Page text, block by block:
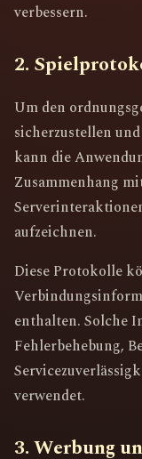
verbessern.
2.
Um den
sicherzustellen
kann die
Zusammenhang
aufzeichnen.
Diese Protokolle
enthalten. Solche
Fehlerbehebung,
verwendet.
3. Werbung